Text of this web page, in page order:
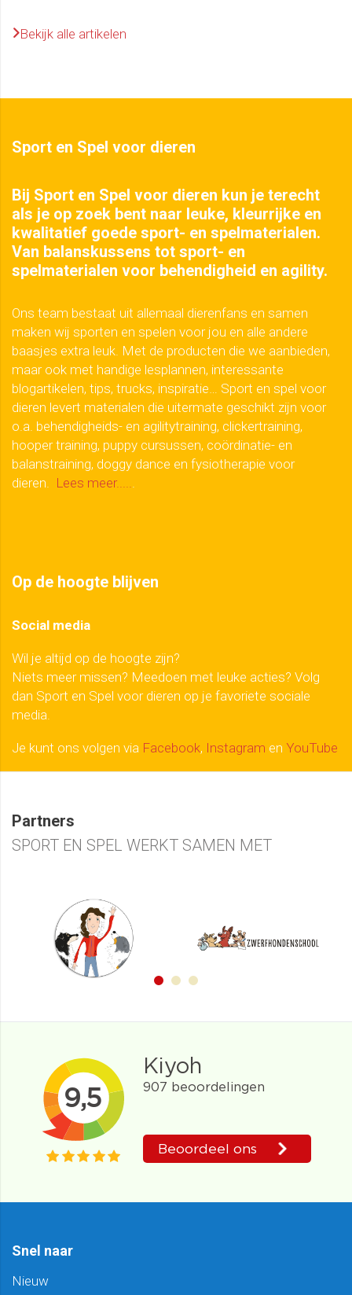
Bekijk alle artikelen
Sport en Spel voor dieren
Bij Sport en Spel voor dieren kun je terecht
als je op zoek bent naar leuke, kleurrijke en
kwalitatief goede sport- en spelmaterialen.
Van balanskussens tot sport- en
spelmaterialen voor behendigheid en agility.
Ons team bestaat uit allemaal dierenfans en samen
maken wij sporten en spelen voor jou en alle andere
baasjes extra leuk. Met de producten die we aanbieden,
maar ook met handige lesplannen, interessante
blogartikelen, tips, trucks, inspiratie… Sport en spel voor
dieren levert materialen die uitermate geschikt zijn voor
o.a. behendigheids- en agilitytraining, clickertraining,
hooper training, puppy cursussen, coördinatie- en
balanstraining, doggy dance en fysiotherapie voor
dieren.
Lees meer.....
Op de hoogte blijven
Social media
Wil je altijd op de hoogte zijn?
Niets meer missen? Meedoen met leuke acties? Volg
dan Sport en Spel voor dieren op je favoriete sociale
media.
Je kunt ons volgen via Facebook, Instagram en YouTube
Partners
SPORT EN SPEL WERKT SAMEN MET
Snel naar
Nieuw